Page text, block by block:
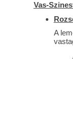
Vas-
A